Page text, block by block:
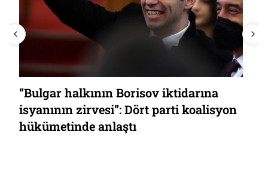
“Bulgar halkının Borisov iktidarına
isyanının zirvesi”: Dört parti koalisyon
hükümetinde anlaştı